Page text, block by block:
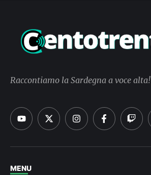
Raccontiamo la Sardegna a voce alta!
MENU